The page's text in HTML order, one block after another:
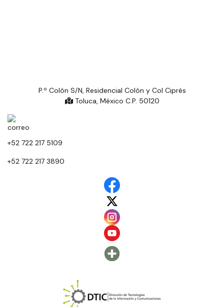
P.º Colón S/N, Residencial Colón y Col Ciprés
Toluca, México C.P. 50120
+52 722 217 5109
+52 722 217 3890